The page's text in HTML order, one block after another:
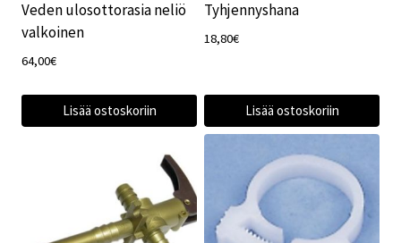
Veden ulosottorasia neliö
valkoinen
64,00€
Lisää ostoskoriin
Tyhjennyshana
18,80€
Lisää ostoskoriin